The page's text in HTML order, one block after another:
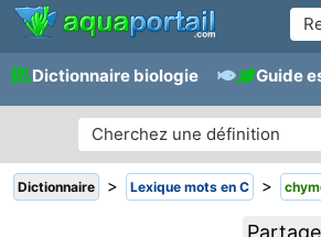
Dictionnaire biologie Guide
Dictionnaire > Lexique mots en C >